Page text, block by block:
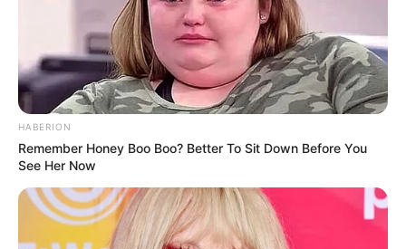
HABERION
Remember Honey Boo Boo? Better To Sit Down Before You
See Her Now